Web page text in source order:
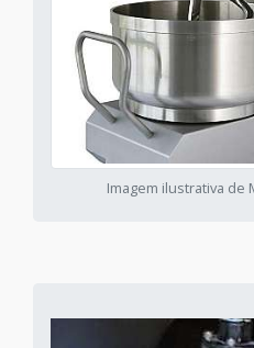
Imagem ilustrativa de